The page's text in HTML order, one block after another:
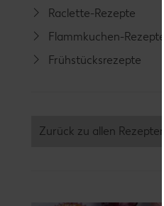
Raclette-Rezepte
Flammkuchen-Rezepte
Frühstücksrezepte
Zurück zu allen Rezepten